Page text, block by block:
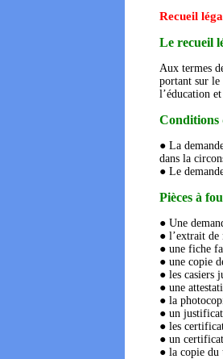
Recueil
Le recueil
Aux termes
portant sur le
l’éducation
Conditions
● La
dans la
● Le
Pièces à
● Une
● l’extrait de
● une fiche
● une copie
● les casiers
● une
● la
● un
● les
● un
● la copie du